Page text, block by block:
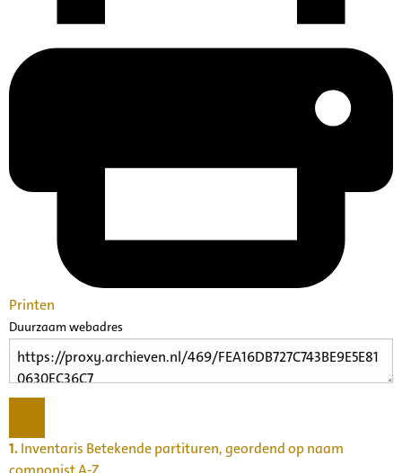
Printen
Duurzaam webadres
1.Inventaris Betekende partituren, geordend op naam